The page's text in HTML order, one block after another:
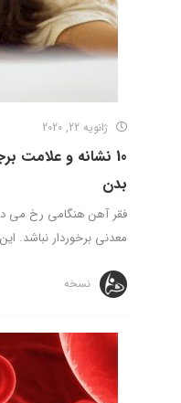
ژانویه 22, 2020
10 نشانه و علامت
بدن
فقر آهن هنگامی رخ می
معدنی برخوردار نباشد.
نسخه